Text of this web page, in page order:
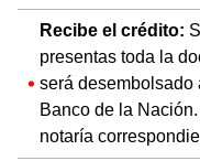
Recibe el crédito:
presentas toda la
será desembolsado
Banco de la
notaría